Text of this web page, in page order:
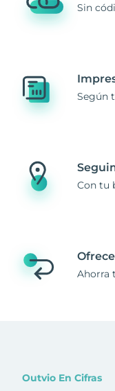
Sin
Según
Con tu
Ahorra
Outvio En Cifras